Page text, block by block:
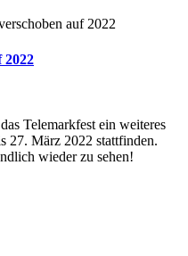
auf 2022
2022
Telemarkfest ein weiteres
27. März 2022 stattfinden.
wieder zu sehen!